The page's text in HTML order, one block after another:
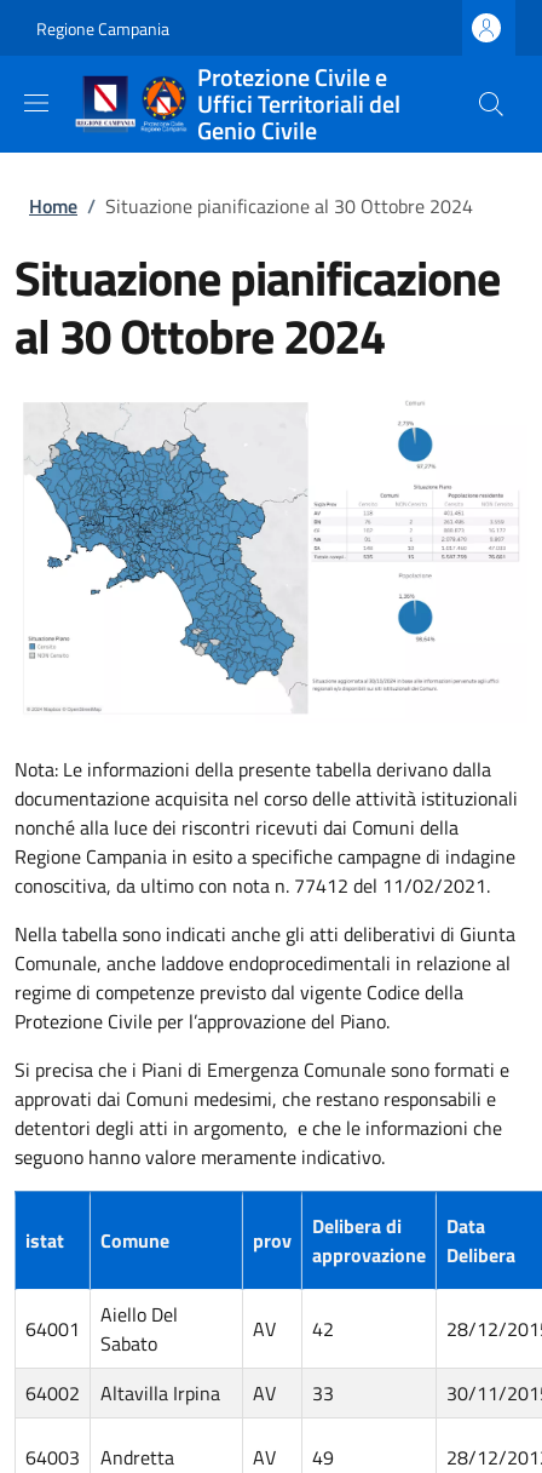
Regione Campania
Protezione Civile e
Uffici Territoriali del
Genio Civile
Briciole di pane
Home / Situazione pianificazione al 30 Ottobre 2024
Situazione pianificazione
al 30 Ottobre 2024
Nota: Le informazioni della presente tabella derivano dalla
documentazione acquisita nel corso delle attività istituzionali
nonché alla luce dei riscontri ricevuti dai Comuni della
Regione Campania in esito a specifiche campagne di indagine
conoscitiva, da ultimo con nota n. 77412 del 11/02/2021.
Nella tabella sono indicati anche gli atti deliberativi di Giunta
Comunale, anche laddove endoprocedimentali in relazione al
regime di competenze previsto dal vigente Codice della
Protezione Civile per l’approvazione del Piano.
Si precisa che i Piani di Emergenza Comunale sono formati e
approvati dai Comuni medesimi, che restano responsabili e
detentori degli atti in argomento, e che le informazioni che
seguono hanno valore meramente indicativo.
istat Comune prov
Delibera di
approvazione
Data
Delibera
64001
Aiello Del
Sabato
AV 42 28/12/
64002 Altavilla Irpina AV 33 30/11/
64003 Andretta AV 49 28/12/